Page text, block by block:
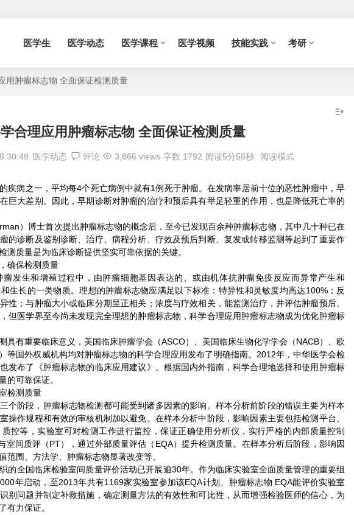
医学生 医学动态 医学课程 医学视频 技能实践 考研
用肿瘤标志物 全面保证检测质量
合理应用肿瘤标志物 全面保证检测质量
医学动态 评论 3,866 views 字数 1792 阅读5分58秒 阅读模式
疾病之一，平均每4个死亡病例中就有1例死于肿瘤。在发病率居前十位的恶性肿瘤中，早
巨大差别。因此，早期诊断对肿瘤的治疗和预后具有举足轻重的作用，也是降低死亡率的
）博士首次提出肿瘤标志物的概念后，至今已发现百余种肿瘤标志物，其中几十种已在
的诊断及鉴别诊断、治疗、病程分析、疗效及预后判断、复发或转移监测等起到了重要作
测质量是为临床诊断提供坚实可靠依据的关键。
确保检测质量
瘤发生和增殖过程中，由肿瘤细胞基因表达的、或由机体抗肿瘤免疫反应而异常产生和
和生长的一类物质。理想的肿瘤标志物应满足以下标准：特异性和灵敏度均高达100%；反
性；与肿瘤大小或临床分期呈正相关；浓度与疗效相关，能监测治疗，并评估肿瘤预后。
但医学界至今尚未发现完全理想的肿瘤标志物，科学合理应用肿瘤标志物成为优化肿瘤标
具有重要临床意义，美国临床肿瘤学会（ASCO）、美国临床生物化学学会（NACB）、欧
等国外权威机构均对肿瘤标志物的科学合理应用发布了明确指南。2012年，中华医学会检
发布了《肿瘤标志物的临床应用建议》。根据国内外指南，科学合理地选择和使用肿瘤标
的可靠保证。
检测质量
个阶段，肿瘤标志物检测都可能受到诸多因素的影响。样本分析前阶段的错误主要为样本
操作规程和有效的审核机制加以避免。在样本分析中阶段，影响因素主要包括检测平台、
控等，实验室可对检测工作进行监控，保证正确使用分析仪，实行严格的内部质量控制
室间质评（PT），通过外部质量评估（EQA）提升检测质量。在样本分析后阶段，影响因
范围、方法学、肿瘤标志物显著改变等。
的全国临床检验室间质量评价活动已开展逾30年。作为临床实验室全面质量管理的重要组
年启动，至2013年共有1169家实验室参加该EQA计划。肿瘤标志物 EQA能评价实验室
别问题并制定补救措施，确定测量方法的有效性和可比性，从而增强检验医师的信心，为
有力保证。